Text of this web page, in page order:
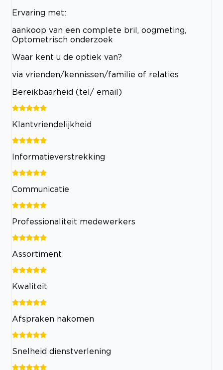
Ervaring met:
aankoop van een complete bril, oogmeting,
Optometrisch onderzoek
Waar kent u de optiek van?
via vrienden/kennissen/familie of relaties
Bereikbaarheid (tel/ email)
Klantvriendelijkheid
Informatieverstrekking
Communicatie
Professionaliteit medewerkers
Assortiment
Kwaliteit
Afspraken nakomen
Snelheid dienstverlening